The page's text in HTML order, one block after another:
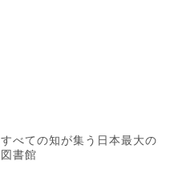
すべての知が集う日本最大の
図書館